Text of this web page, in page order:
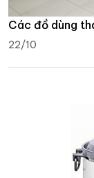
Các đồ dùng
22/10